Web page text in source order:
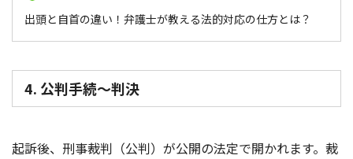
出頭と自首の違い！弁護士が教える法的対応の仕方とは？
4. 公判手続～判決
起訴後、刑事裁判（公判）が公開の法定で開かれます。裁